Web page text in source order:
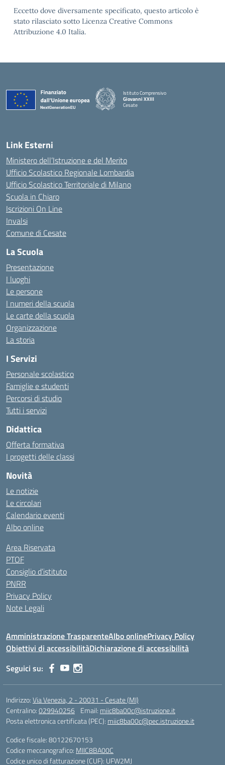
Eccetto dove diversamente specificato, questo articolo è
stato rilasciato sotto Licenza Creative Commons
Attribuzione 4.0 Italia.
Istituto Comprensivo
Giovanni XXIII
Cesate
Link Esterni
Ministero dell’Istruzione e del Merito
Ufficio Scolastico Regionale Lombardia
Ufficio Scolastico Territoriale di Milano
Scuola in Chiaro
Iscrizioni On Line
Invalsi
Comune di Cesate
La Scuola
Presentazione
I luoghi
Le persone
I numeri della scuola
Le carte della scuola
Organizzazione
La storia
I Servizi
Personale scolastico
Famiglie e studenti
Percorsi di studio
Tutti i servizi
Didattica
Offerta formativa
I progetti delle classi
Novità
Le notizie
Le circolari
Calendario eventi
Albo online
Area Riservata
PTOF
Consiglio d’istituto
PNRR
Privacy Policy
Note Legali
Amministrazione TrasparenteAlbo onlinePrivacy Policy
Obiettivi di accessibilitàDichiarazione di accessibilità
Seguici su:
Indirizzo:Via Venezia, 2 - 20031 - Cesate (MI)
Centralino:029940256 Email: miic8ba00c@istruzione.it
Posta elettronica certificata (PEC): miic8ba00c@pec.istruzione.it
Codice fiscale: 80122670153
Codice meccanografico: MIIC8BA00C
Codice unico di fatturazione (CUF): UFW2MJ